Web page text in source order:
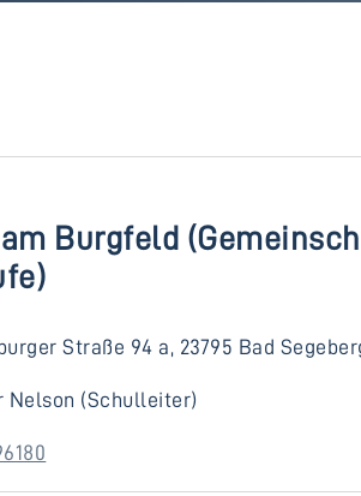
Burgfeld
Straße 94 a, 23795 Bad
Nelson (Schulleiter)